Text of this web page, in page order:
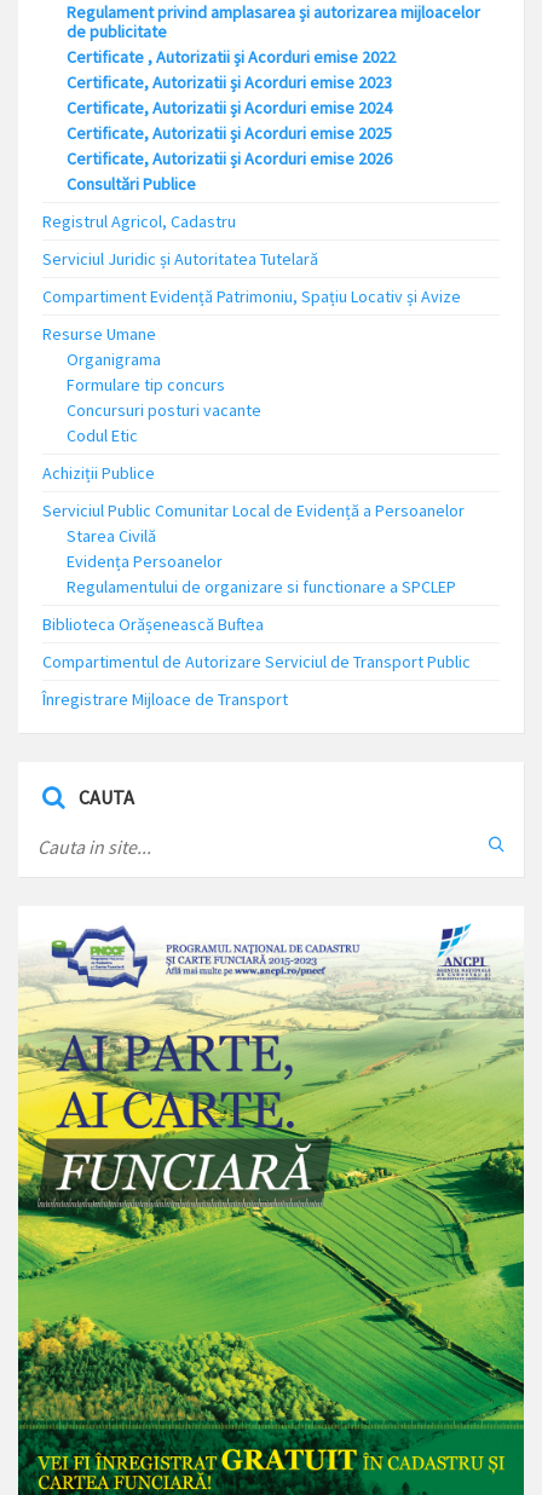
Regulament privind amplasarea și autorizarea mijloacelor
de publicitate
Certificate , Autorizatii și Acorduri emise 2022
Certificate, Autorizatii și Acorduri emise 2023
Certificate, Autorizatii și Acorduri emise 2024
Certificate, Autorizatii și Acorduri emise 2025
Certificate, Autorizatii și Acorduri emise 2026
Consultări Publice
Registrul Agricol, Cadastru
Serviciul Juridic și Autoritatea Tutelară
Compartiment Evidență Patrimoniu, Spațiu Locativ și Avize
Resurse Umane
Organigrama
Formulare tip concurs
Concursuri posturi vacante
Codul Etic
Achiziții Publice
Serviciul Public Comunitar Local de Evidență a Persoanelor
Starea Civilă
Evidența Persoanelor
Regulamentului de organizare si functionare a SPCLEP
Biblioteca Orășenească Buftea
Compartimentul de Autorizare Serviciul de Transport Public
Înregistrare Mijloace de Transport
CAUTA